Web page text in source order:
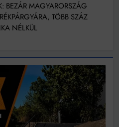
BEZÁR MAGYARORSZÁG
TÖBB SZÁZ
NÉLKÜL